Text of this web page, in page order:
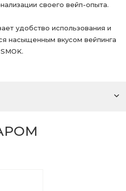
своего вейп-опыта.
удобство использования и
насыщенным вкусом вейпинга